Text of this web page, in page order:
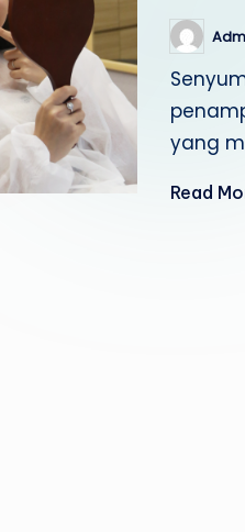
Posted
by
yang
Read